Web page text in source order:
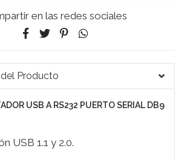
en las redes sociales
Producto
USB A RS232 PUERTO SERIAL DB9
USB 1.1 y 2.0.